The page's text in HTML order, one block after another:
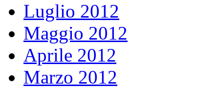
Luglio 2012
Maggio 2012
Aprile 2012
Marzo 2012